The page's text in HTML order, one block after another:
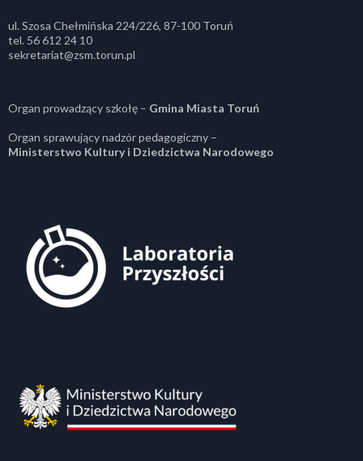
ul. Szosa Chełmińska 224/226, 87-100 Toruń
tel. 56 612 24 10
sekretariat@zsm.torun.pl
Organ prowadzący szkołę – Gmina Miasta Toruń
Organ sprawujący nadzór pedagogiczny –
Ministerstwo Kultury i Dziedzictwa Narodowego